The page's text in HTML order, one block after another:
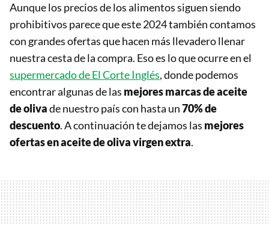
Aunque los precios de los alimentos siguen siendo
prohibitivos parece que este 2024 también contamos
con grandes ofertas que hacen más llevadero llenar
nuestra cesta de la compra. Eso es lo que ocurre en el
supermercado de El Corte Inglés, donde podemos
encontrar algunas de las mejores marcas de aceite
de olivade nuestro país con hasta un70% de
descuento. A continuación te dejamos las mejores
ofertas en aceite de oliva virgen extra.